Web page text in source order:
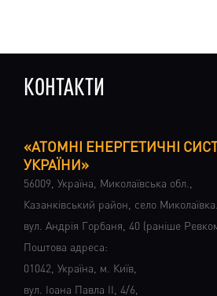
КОНТАКТИ
«АТОМНІ ЕНЕРГЕТИЧНІ
УКРАЇНИ»
56009, Україна, Миколаївська обл.,
Казанківський район, село Миколаївка.
вул. Андрія Горбаня, 40 (раніше
Поштова адреса:
01042, Україна, м. Київ,
вул. Іоана Павла ІІ, 4/6,